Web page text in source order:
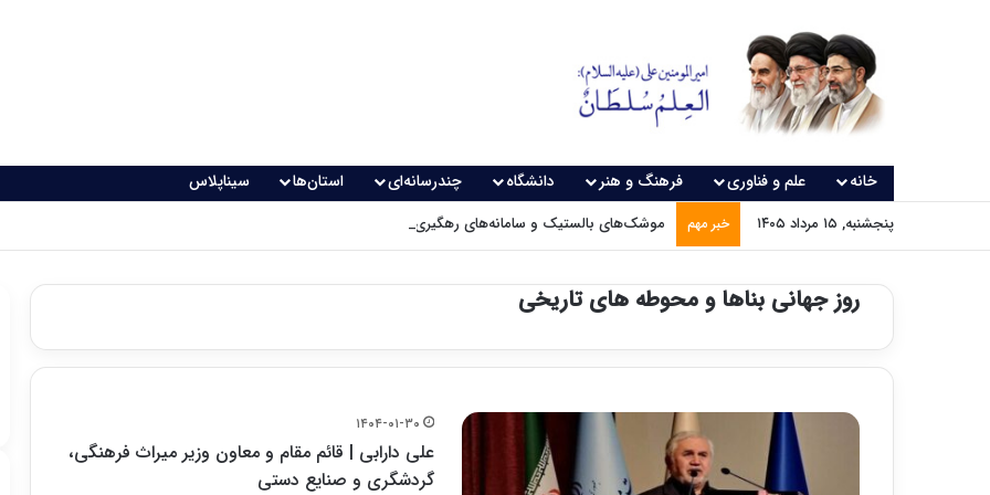
خانه علم و فناوری فرهنگ و هنر دانشگاه چندرسانه‌ای استان‌ها سیناپلاس
پنجشنبه, ۱۵ مرداد ۱۴۰۵ خبر مهم موشک‌های بالستیک و سامانه‌های رهگیری پدافندی چگونه کار می کنند؟
روز جهانی بناها و محوطه های تاریخی
۱۴۰۴-۰۱-۳۰
علی دارابی | قائم مقام و معاون وزیر میراث فرهنگی،
گردشگری و صنایع دستی